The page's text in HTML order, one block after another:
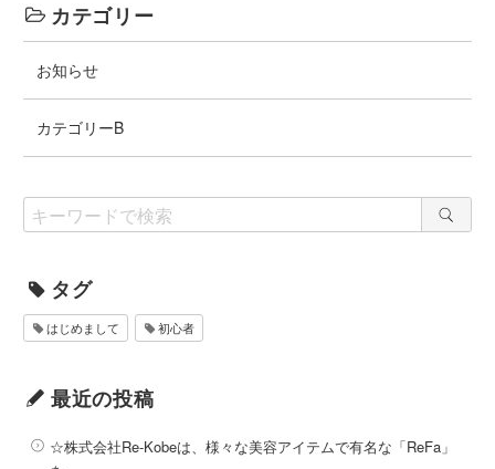
カテゴリー
お知らせ
カテゴリーB
タグ
はじめまして 初心者
最近の投稿
☆株式会社Re-Kobeは、様々な美容アイテムで有名な「ReFa」